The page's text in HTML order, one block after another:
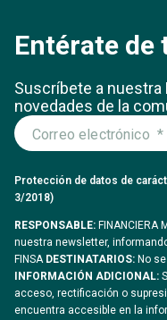
Entérate de
Suscríbete a
novedades de la
Protección de datos de
3/2018)
RESPONSABLE: FINANCIERA
nuestra newsletter,
FINSADESTINATARIOS: No
INFORMACIÓN ADICIONAL:
acceso, rectificación o
encuentra accesible en la